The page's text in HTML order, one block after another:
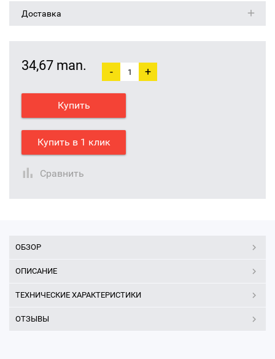
Доставка
34,67 man. - +
Купить
Купить в 1 клик
Сравнить
ОБЗОР
ОПИСАНИЕ
ТЕХНИЧЕСКИЕ ХАРАКТЕРИСТИКИ
ОТЗЫВЫ